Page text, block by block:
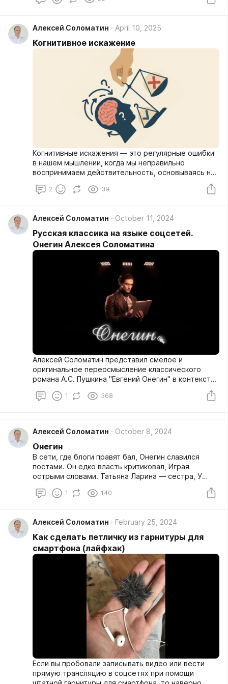
Алексей Соломатин April 10, 2025
Когнитивное искажение
Когнитивные искажения — это регулярные ошибки
в нашем мышлении, когда мы неправильно
воспринимаем действительность, основываясь не
представлениях. Наш мозг создает своеобразные
Давайте разберемся в этом явлении на простых
примерах из повседневной жизни.
2 39
Алексей Соломатин October 11, 2024
Русская классика на языке соцсетей.
Онегин Алексея Соломатина
Алексей Соломатин представил смелое и
оригинальное переосмысление классического
романа А.С. Пушкина "Евгений Онегин" в контексте
современной цифровой эпохи. Это произведение
не просто адаптирует знакомый сюжет к реалиям
классического образования и сложности
межличностных отношений в эпоху интернета.
1 368
Алексей Соломатин October 8, 2024
Онегин
В сети, где блоги правят бал, Онегин славился
постами. Он едко власть критиковал, Играя
острыми словами. Татьяна Ларина — сестра, У
Всегда скромна и хороша.
1 140
Алексей Соломатин February 25, 2024
Как сделать петличку из гарнитуры для
смартфона (лайфхак)
Если вы пробовали записывать видео или вести
прямую трансляцию в соцсетях при помощи